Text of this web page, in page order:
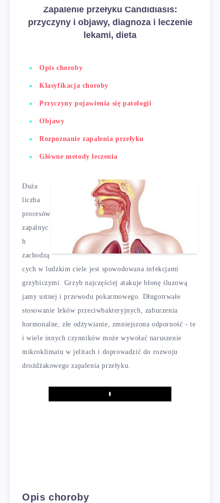
Zapalenie przełyku Candidiasis:
przyczyny i objawy, diagnoza i leczenie
lekami, dieta
Opis choroby
Klasyfikacja choroby
Przyczyny pojawienia się patologii
Objawy
Rozpoznanie zapalenia przełyku
Główne metody leczenia
Duża
liczba
procesów
zapalnyc
h
zachodzą
cych w ludzkim ciele jest spowodowana infekcjami
grzybiczymi. Grzyb najczęściej atakuje błonę śluzową
jamy ustnej i przewodu pokarmowego. Długotrwałe
stosowanie leków przeciwbakteryjnych, zaburzenia
hormonalne, złe odżywianie, zmniejszona odporność - te
i wiele innych czynników może wywołać naruszenie
mikroklimatu w jelitach i doprowadzić do rozwoju
drożdżakowego zapalenia przełyku.
Play
Opis choroby